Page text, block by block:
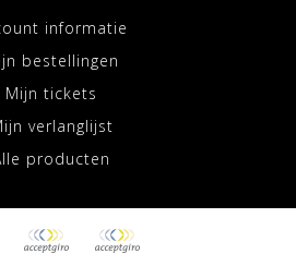
informatie
bestellingen
Mijn tickets
verlanglijst
producten